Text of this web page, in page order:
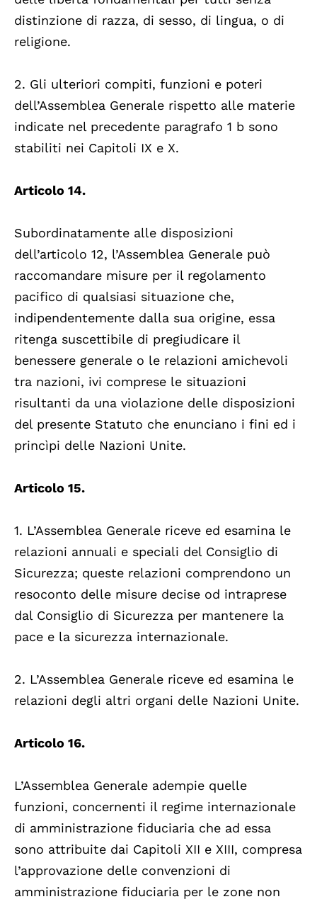
distinzione di razza, di sesso, di lingua, o di
religione.
2. Gli ulteriori compiti, funzioni e poteri
dell’Assemblea Generale rispetto alle materie
indicate nel precedente paragrafo 1 b sono
stabiliti nei Capitoli IX e X.
Articolo 14.
Subordinatamente alle disposizioni
dell’articolo 12, l’Assemblea Generale può
raccomandare misure per il regolamento
pacifico di qualsiasi situazione che,
indipendentemente dalla sua origine, essa
ritenga suscettibile di pregiudicare il
benessere generale o le relazioni amichevoli
tra nazioni, ivi comprese le situazioni
risultanti da una violazione delle disposizioni
del presente Statuto che enunciano i fini ed i
princìpi delle Nazioni Unite.
Articolo 15.
1. L’Assemblea Generale riceve ed esamina le
relazioni annuali e speciali del Consiglio di
Sicurezza; queste relazioni comprendono un
resoconto delle misure decise od intraprese
dal Consiglio di Sicurezza per mantenere la
pace e la sicurezza internazionale.
2. L’Assemblea Generale riceve ed esamina le
relazioni degli altri organi delle Nazioni Unite.
Articolo 16.
L’Assemblea Generale adempie quelle
funzioni, concernenti il regime internazionale
di amministrazione fiduciaria che ad essa
sono attribuite dai Capitoli XII e XIII, compresa
l’approvazione delle convenzioni di
amministrazione fiduciaria per le zone non